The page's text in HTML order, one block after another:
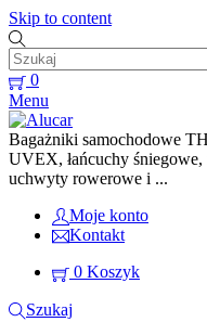
Skip to content
0
Menu
Bagażniki samochodowe
UVEX, łańcuchy
uchwyty rowerowe i ...
Moje konto
Kontakt
0 Koszyk
Szukaj